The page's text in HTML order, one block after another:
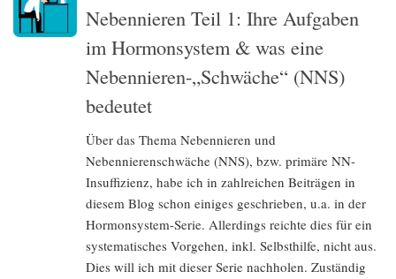
Nebennieren Teil 1: Ihre Aufgaben
im Hormonsystem & was eine
Nebennieren-„Schwäche“ (NNS)
bedeutet
Über das Thema Nebennieren und
Nebennierenschwäche (NNS), bzw. primäre NN-
Insuffizienz, habe ich in zahlreichen Beiträgen in
diesem Blog schon einiges geschrieben, u.a. in der
Hormonsystem-Serie. Allerdings reichte dies für ein
systematisches Vorgehen, inkl. Selbsthilfe, nicht aus.
Dies will ich mit dieser Serie nachholen. Zuständig